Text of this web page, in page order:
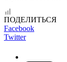
ПОДЕЛИТЬСЯ
Facebook
Twitter